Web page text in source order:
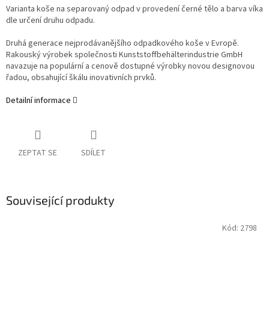
Varianta koše na separovaný odpad v provedení černé tělo a barva víka
dle určení druhu odpadu.
Druhá generace nejprodávanějšího odpadkového koše v Evropě.
Rakouský výrobek společnosti Kunststoffbehälterindustrie GmbH
navazuje na populární a cenově dostupné výrobky novou designovou
řadou, obsahující škálu inovativních prvků.
Detailní informace
ZEPTAT SE SDÍLET
Související produkty
Kód: 2798